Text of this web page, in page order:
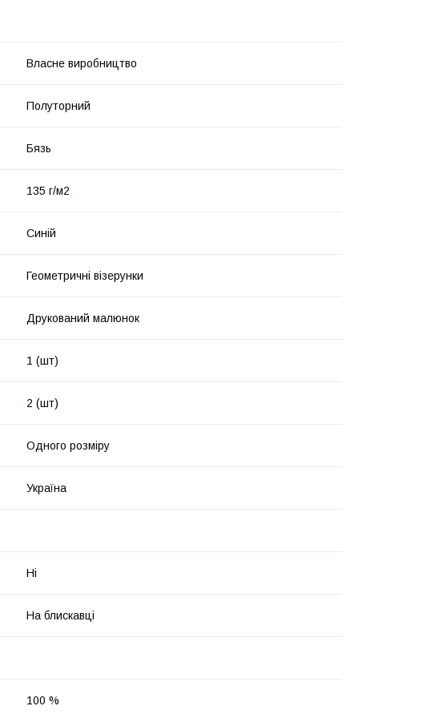
Власне виробництво
Полуторний
Бязь
135 г/м2
Синій
Геометричні візерунки
Друкований малюнок
1 (шт)
2 (шт)
Одного розміру
Україна
Ні
На блискавці
100 %